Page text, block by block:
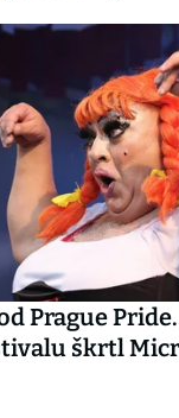
Prague
škrtl